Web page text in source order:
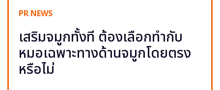
PR NEWS
เสริมจมูกทั้งที ต้องเลือกทำกับ
หมอเฉพาะทางด้านจมูกโดยตรง
หรือไม่